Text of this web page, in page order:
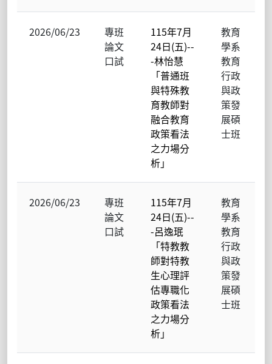
2026/06/23
專班
論文
口試
115年7月
24日(五)--
-林怡慧
「普通班
與特殊教
育教師對
融合教育
政策看法
之力場分
析」
教育
學系
教育
行政
與政
策發
展碩
士班
2026/06/23
專班
論文
口試
115年7月
24日(五)--
-呂逸珉
「特教教
師對特教
生心理評
估專職化
政策看法
之力場分
析」
教育
學系
教育
行政
與政
策發
展碩
士班